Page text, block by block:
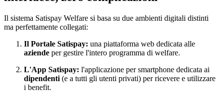
Il sistema Satispay Welfare si basa su due ambienti digitali distinti
ma perfettamente collegati:
Il Portale Satispay: una piattaforma web dedicata alle
aziende per gestire l'intero programma di welfare.
L'App Satispay: l'applicazione per smartphone dedicata ai
dipendenti (e a tutti gli utenti privati) per ricevere e utilizzare
i benefit.